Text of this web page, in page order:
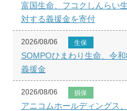
富国生命、フコクしんらい
対する義援金を寄付
2026/08/06 生保
SOMPOひまわり生命、令
義援金
2026/08/06 損保
アニコムホールディングス